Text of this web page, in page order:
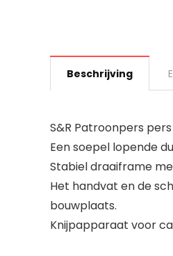
Beschrijving
S&R Patroonpers
Een soepel lopende
Stabiel draaiframe
Het handvat en de
bouwplaats.
Knijpapparaat voor